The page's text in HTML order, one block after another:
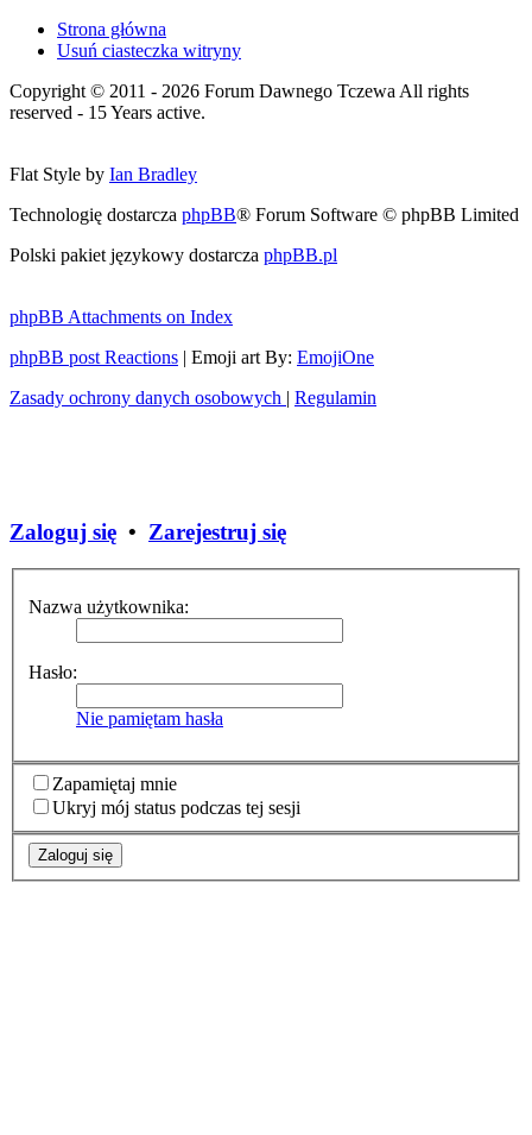
Strona główna
Usuń ciasteczka witryny
Copyright © 2011 - 2026 Forum Dawnego Tczewa All rights
reserved - 15 Years active.
Flat Style by Ian Bradley
Technologię dostarcza phpBB® Forum Software © phpBB Limited
Polski pakiet językowy dostarcza phpBB.pl
phpBB Attachments on Index
phpBB post Reactions | Emoji art By: EmojiOne
Zasady ochrony danych osobowych | Regulamin
Zaloguj się • Zarejestruj się
Nazwa użytkownika:
Hasło:
Nie pamiętam hasła
Zapamiętaj mnie
Ukryj mój status podczas tej sesji